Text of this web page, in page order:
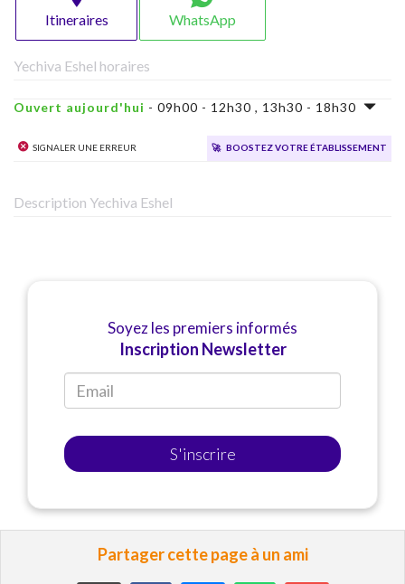
Itineraires WhatsApp
Yechiva Eshel horaires
Ouvert aujourd'hui - 09h00 - 12h30 , 13h30 - 18h30
Signaler une erreur 🚀 Boostez votre établissement
Description Yechiva Eshel
Soyez les premiers informés
Inscription Newsletter
S'inscrire
Partager cette page à un ami